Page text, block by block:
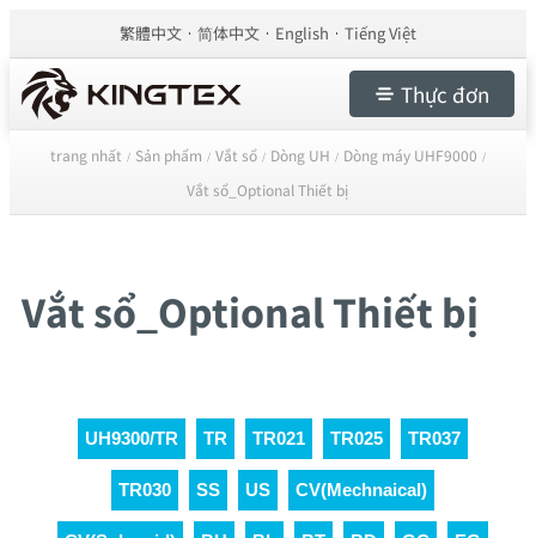
繁體中文 简体中文 English Tiếng Việt
Thực đơn
trang nhất / Sản phẩm / Vắt sổ / Dòng UH / Dòng máy UHF9000 /
Vắt sổ_Optional Thiết bị
Vắt sổ_Optional Thiết bị
UH9300/TR TR TR021 TR025 TR037
TR030 SS US CV(Mechnaical)